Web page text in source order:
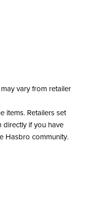
vary from retailer
items. Retailers set
directly if you have
Hasbro community.